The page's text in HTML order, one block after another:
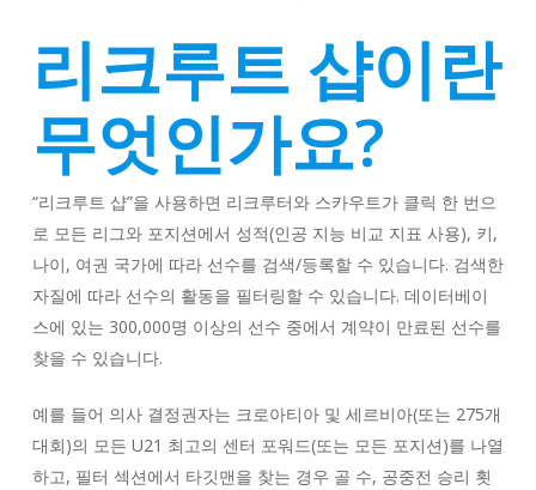
리크루트 샵이란
무엇인가요?
“리크루트 샵”을 사용하면 리크루터와 스카우트가 클릭 한 번으
로 모든 리그와 포지션에서 성적(인공 지능 비교 지표 사용), 키,
나이, 여권 국가에 따라 선수를 검색/등록할 수 있습니다. 검색한
자질에 따라 선수의 활동을 필터링할 수 있습니다. 데이터베이
스에 있는 300,000명 이상의 선수 중에서 계약이 만료된 선수를
찾을 수 있습니다.
예를 들어 의사 결정권자는 크로아티아 및 세르비아(또는 275개
대회)의 모든 U21 최고의 센터 포워드(또는 모든 포지션)를 나열
하고, 필터 섹션에서 타깃맨을 찾는 경우 골 수, 공중전 승리 횟